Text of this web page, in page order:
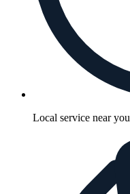
Local service near you